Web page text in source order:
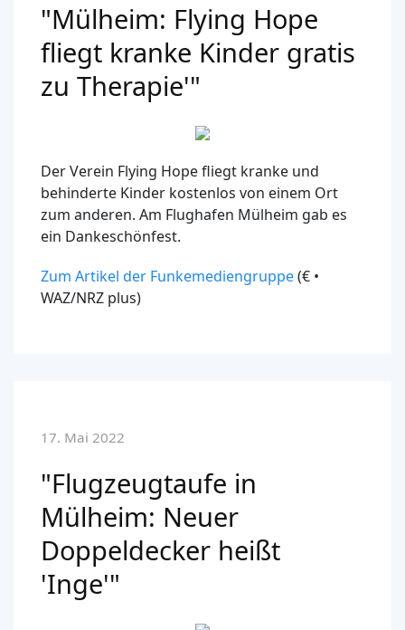
"Mülheim: Flying Hope
fliegt kranke Kinder gratis
zu Therapie'"
Der Verein Flying Hope fliegt kranke und
behinderte Kinder kostenlos von einem Ort
zum anderen. Am Flughafen Mülheim gab es
ein Dankeschönfest.
Zum Artikel der Funkemediengruppe(€ •
WAZ/NRZ plus)
17. Mai 2022
"Flugzeugtaufe in
Mülheim: Neuer
Doppeldecker heißt
'Inge'"